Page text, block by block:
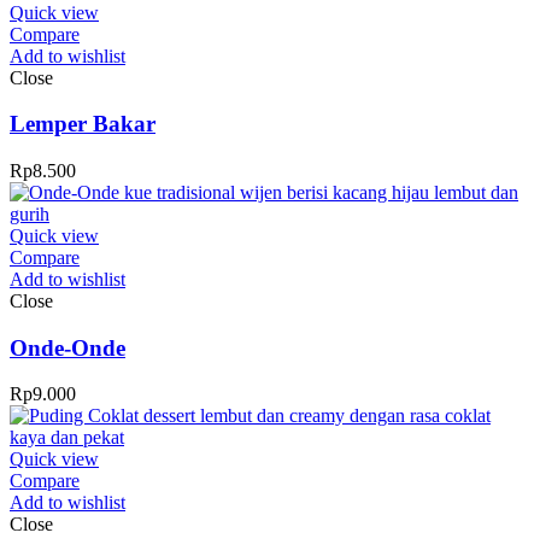
Quick view
Compare
Add to wishlist
Close
Lemper Bakar
Rp8.500
Quick view
Compare
Add to wishlist
Close
Onde-Onde
Rp9.000
Quick view
Compare
Add to wishlist
Close